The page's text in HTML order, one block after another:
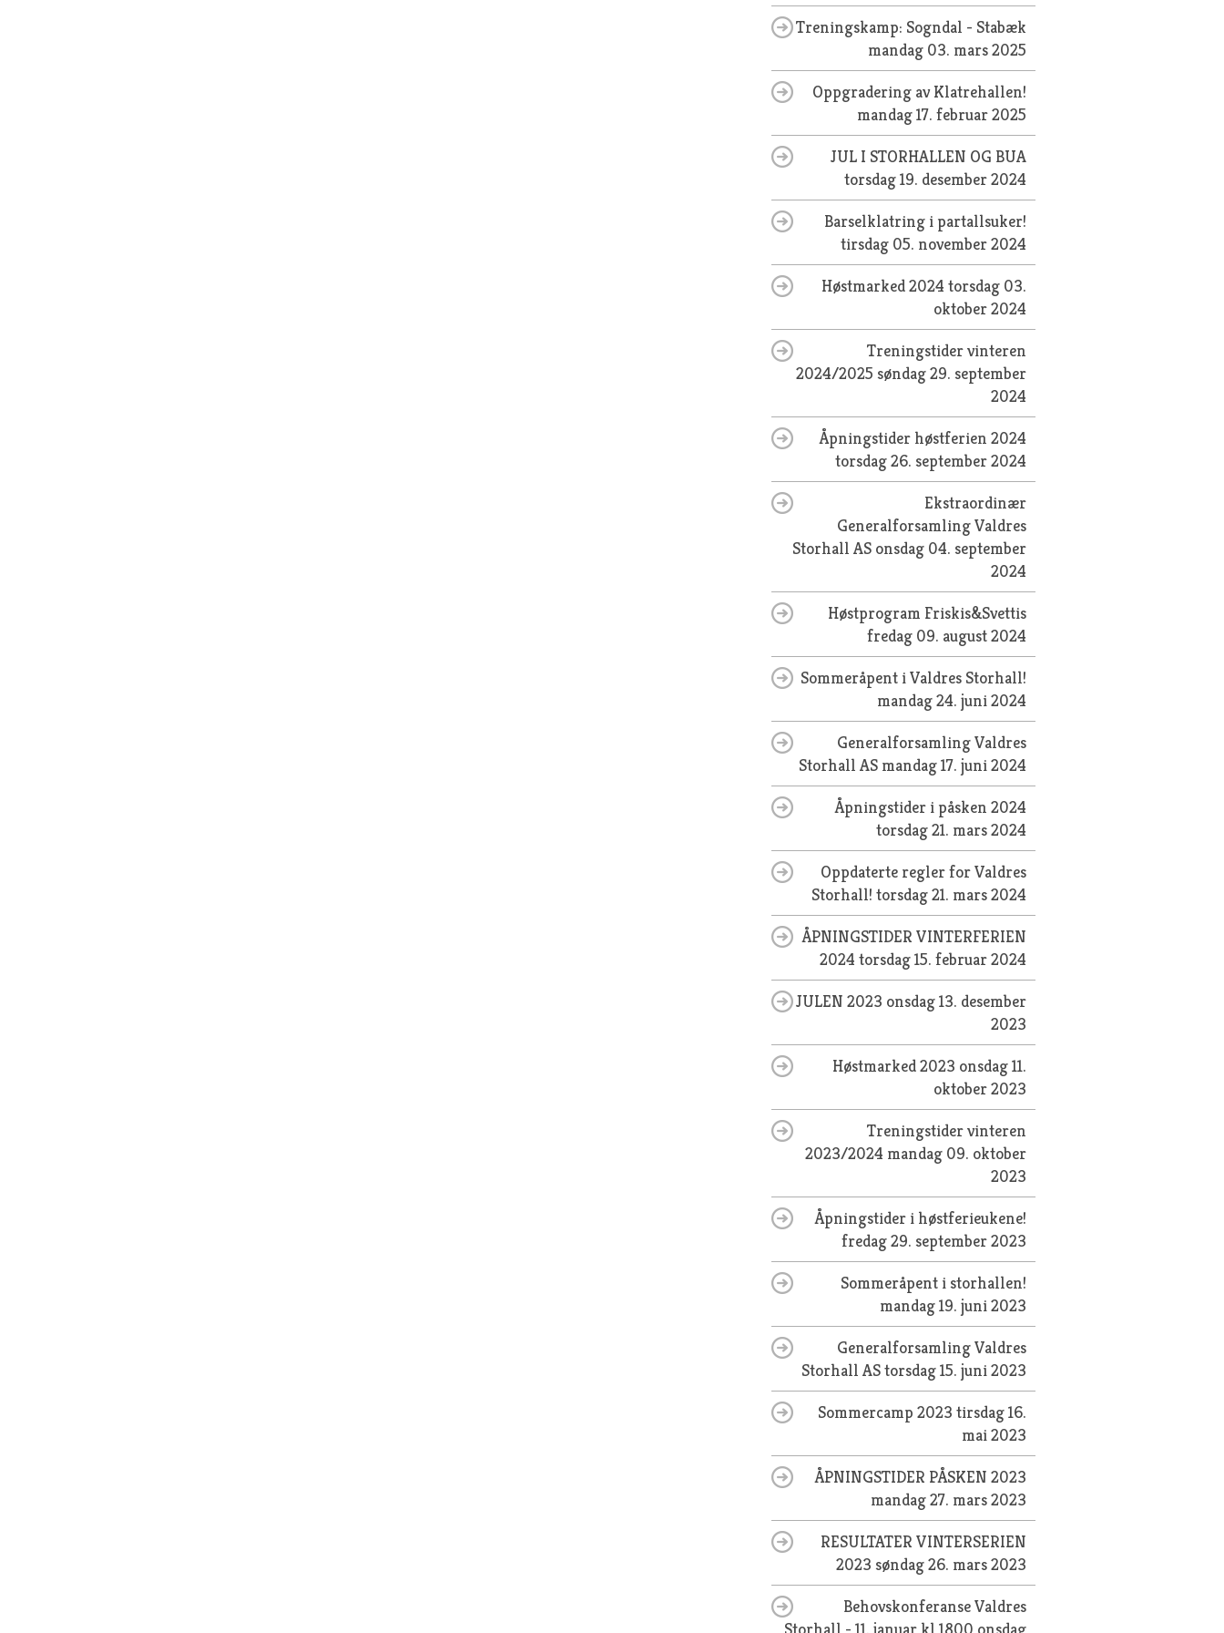
Treningskamp: Sogndal - Stabæk
mandag 03. mars 2025
Oppgradering av Klatrehallen!
mandag 17. februar 2025
JUL I STORHALLEN OG BUA
torsdag 19. desember 2024
Barselklatring i partallsuker!
tirsdag 05. november 2024
Høstmarked 2024torsdag 03.
oktober 2024
Treningstider vinteren
2024/2025søndag 29. september
2024
Åpningstider høstferien 2024
torsdag 26. september 2024
Ekstraordinær
Generalforsamling Valdres
Storhall AS onsdag 04. september
2024
Høstprogram Friskis&Svettis
fredag 09. august 2024
Sommeråpent i Valdres Storhall!
mandag 24. juni 2024
Generalforsamling Valdres
Storhall AS mandag 17. juni 2024
Åpningstider i påsken 2024
torsdag 21. mars 2024
Oppdaterte regler for Valdres
Storhall!torsdag 21. mars 2024
ÅPNINGSTIDER VINTERFERIEN
2024torsdag 15. februar 2024
JULEN 2023 onsdag 13. desember
2023
Høstmarked 2023 onsdag 11.
oktober 2023
Treningstider vinteren
2023/2024 mandag 09. oktober
2023
Åpningstider i høstferieukene!
fredag 29. september 2023
Sommeråpent i storhallen!
mandag 19. juni 2023
Generalforsamling Valdres
Storhall AStorsdag 15. juni 2023
Sommercamp 2023tirsdag 16.
mai 2023
ÅPNINGSTIDER PÅSKEN 2023
mandag 27. mars 2023
RESULTATER VINTERSERIEN
2023søndag 26. mars 2023
Behovskonferanse Valdres
Storhall - 11. januar kl 1800 onsdag